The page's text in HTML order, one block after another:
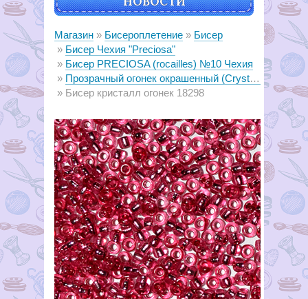
Магазин Бисероплетение
Бисер
Бисер Чехия "Preciosa"
Бисер PRECIOSA (rocailles) №10 Чехия
Прозрачный огонек окрашенный (Crystal - Silver Lined and Dyed)
Бисер кристалл огонек 18298